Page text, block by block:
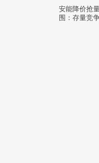
安能降价抢
围：存量竞